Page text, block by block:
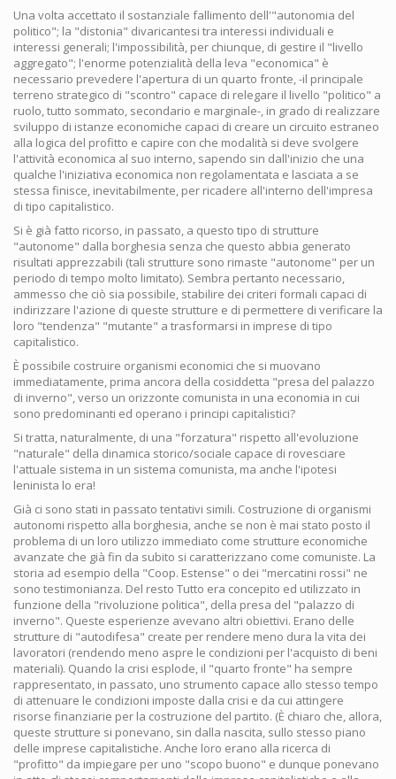
Una volta accettato il sostanziale fallimento dell'"autonomia del
politico"; la "distonia" divaricantesi tra interessi individuali e
interessi generali; l'impossibilità, per chiunque, di gestire il "livello
aggregato"; l'enorme potenzialità della leva "economica" è
necessario prevedere l'apertura di un quarto fronte, -il principale
terreno strategico di "scontro" capace di relegare il livello "politico" a
ruolo, tutto sommato, secondario e marginale-, in grado di realizzare
sviluppo di istanze economiche capaci di creare un circuito estraneo
alla logica del profitto e capire con che modalità si deve svolgere
l'attività economica al suo interno, sapendo sin dall'inizio che una
qualche l'iniziativa economica non regolamentata e lasciata a se
stessa finisce, inevitabilmente, per ricadere all'interno dell'impresa
di tipo capitalistico.
Si è già fatto ricorso, in passato, a questo tipo di strutture
"autonome" dalla borghesia senza che questo abbia generato
risultati apprezzabili (tali strutture sono rimaste "autonome" per un
periodo di tempo molto limitato). Sembra pertanto necessario,
ammesso che ciò sia possibile, stabilire dei criteri formali capaci di
indirizzare l'azione di queste strutture e di permettere di verificare la
loro "tendenza" "mutante" a trasformarsi in imprese di tipo
capitalistico.
È possibile costruire organismi economici che si muovano
immediatamente, prima ancora della cosiddetta "presa del palazzo
di inverno", verso un orizzonte comunista in una economia in cui
sono predominanti ed operano i principi capitalistici?
Si tratta, naturalmente, di una "forzatura" rispetto all'evoluzione
"naturale" della dinamica storico/sociale capace di rovesciare
l'attuale sistema in un sistema comunista, ma anche l'ipotesi
leninista lo era!
Già ci sono stati in passato tentativi simili. Costruzione di organismi
autonomi rispetto alla borghesia, anche se non è mai stato posto il
problema di un loro utilizzo immediato come strutture economiche
avanzate che già fin da subito si caratterizzano come comuniste. La
storia ad esempio della "Coop. Estense" o dei "mercatini rossi" ne
sono testimonianza. Del resto Tutto era concepito ed utilizzato in
funzione della "rivoluzione politica", della presa del "palazzo di
inverno". Queste esperienze avevano altri obiettivi. Erano delle
strutture di "autodifesa" create per rendere meno dura la vita dei
lavoratori (rendendo meno aspre le condizioni per l'acquisto di beni
materiali). Quando la crisi esplode, il "quarto fronte" ha sempre
rappresentato, in passato, uno strumento capace allo stesso tempo
di attenuare le condizioni imposte dalla crisi e da cui attingere
risorse finanziarie per la costruzione del partito. (È chiaro che, allora,
queste strutture si ponevano, sin dalla nascita, sullo stesso piano
delle imprese capitalistiche. Anche loro erano alla ricerca di
"profitto" da impiegare per uno "scopo buono" e dunque ponevano